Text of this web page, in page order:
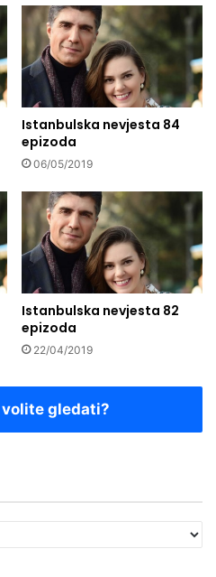
Istanbulska nevjesta 84
epizoda
06/05/2019
Istanbulska nevjesta 82
epizoda
22/04/2019
gledati?